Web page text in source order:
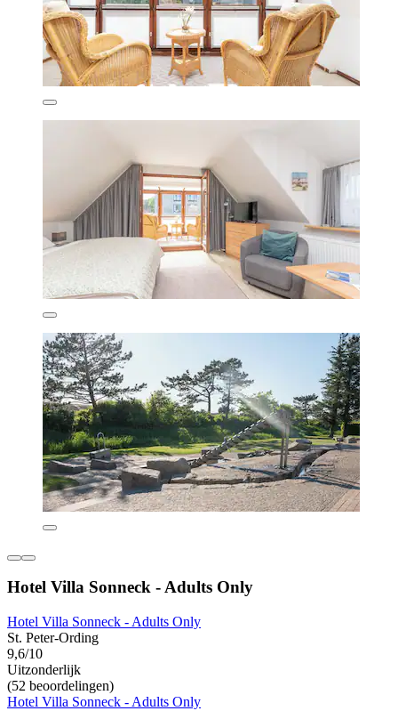
Hotel Villa Sonneck - Adults Only
Hotel Villa Sonneck - Adults Only
St. Peter-Ording
9,6/10
Uitzonderlijk
(52 beoordelingen)
Hotel Villa Sonneck - Adults Only